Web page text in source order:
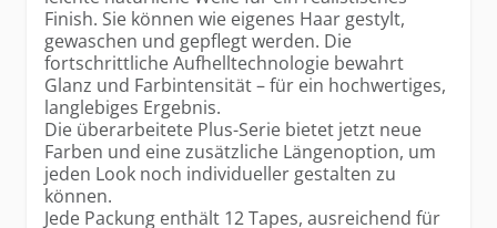
Finish. Sie können wie eigenes Haar gestylt,
gewaschen und gepflegt werden. Die
fortschrittliche Aufhelltechnologie bewahrt
Glanz und Farbintensität – für ein hochwertiges,
langlebiges Ergebnis.
Die überarbeitete Plus-Serie bietet jetzt neue
Farben und eine zusätzliche Längenoption, um
jeden Look noch individueller gestalten zu
können.
Jede Packung enthält 12 Tapes, ausreichend für